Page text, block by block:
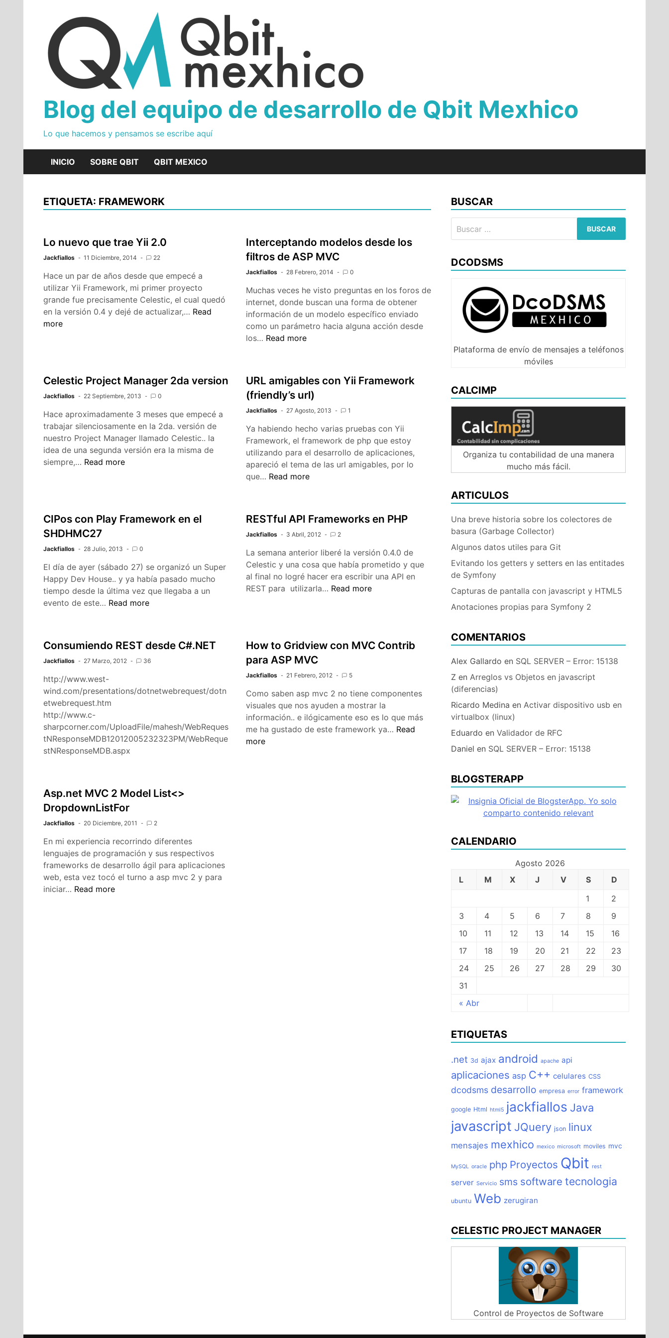
Blog del equipo de desarrollo de Qbit Mexhico
Lo que hacemos y pensamos se escribe aquí
INICIO SOBRE QBIT QBIT MEXICO
ETIQUETA: FRAMEWORK
Lo nuevo que trae Yii 2.0
Jackfiallos 11 Diciembre, 2014 22
Hace un par de años desde que empecé a
utilizar Yii Framework, mi primer proyecto
grande fue precisamente Celestic, el cual quedó
en la versión 0.4 y dejé de actualizar,… Lo
Read
more
Interceptando modelos desde los
filtros de ASP MVC
Jackfiallos 28 Febrero, 2014 0
Muchas veces he visto preguntas en los foros de
internet, donde buscan una forma de obtener
información de un modelo específico enviado
como un parámetro hacia alguna acción desde
los… Interceptando
filtros
de
ASP
Read more
Celestic Project Manager 2da version
Jackfiallos 22 Septiembre, 2013 0
Hace aproximadamente 3 meses que empecé a
trabajar silenciosamente en la 2da. versión de
nuestro Project Manager llamado Celestic.. la
idea de una segunda versión era la misma de
siempre,… Celestic
Read more
URL amigables con Yii Framework
(friendly’s url)
Jackfiallos 27 Agosto, 2013 1
Ya habiendo hecho varias pruebas con Yii
Framework, el framework de php que estoy
utilizando para el desarrollo de aplicaciones,
apareció el tema de las url amigables, por lo
que… URL
Framework
(friendly’s
Read more
CIPos con Play Framework en el
SHDHMC27
Jackfiallos 28 Julio, 2013 0
El día de ayer (sábado 27) se organizó un Super
Happy Dev House.. y ya había pasado mucho
tiempo desde la última vez que llegaba a un
evento de este… CIPos
en
el
Read more
RESTful API Frameworks en PHP
Jackfiallos 3 Abril, 2012 2
La semana anterior liberé la versión 0.4.0 de
Celestic y una cosa que había prometido y que
al final no logré hacer era escribir una API en
REST para utilizarla… RESTful
Read more
Consumiendo REST desde C#.NET
Jackfiallos 27 Marzo, 2012 36
http://www.west-
wind.com/presentations/dotnetwebrequest/dotn
etwebrequest.htm
http://www.c-
sharpcorner.com/UploadFile/mahesh/WebReques
tNResponseMDB12012005232323PM/WebReque
stNResponseMDB.aspx
How to Gridview con MVC Contrib
para ASP MVC
Jackfiallos 21 Febrero, 2012 5
Como saben asp mvc 2 no tiene componentes
visuales que nos ayuden a mostrar la
información.. e ilógicamente eso es lo que más
me ha gustado de este framework ya… How
Read
more
Asp.net MVC 2 Model List<>
DropdownListFor
Jackfiallos 20 Diciembre, 2011 2
En mi experiencia recorrindo diferentes
lenguajes de programación y sus respectivos
frameworks de desarrollo ágil para aplicaciones
web, esta vez tocó el turno a asp mvc 2 y para
iniciar… Asp.net
Read more
BUSCAR
DCODSMS
Plataforma de envío de mensajes a teléfonos
móviles
CALCIMP
Organiza tu contabilidad de una manera
mucho más fácil.
ARTICULOS
Una breve historia sobre los colectores de
basura (Garbage Collector)
Algunos datos utiles para Git
Evitando los getters y setters en las entitades
de Symfony
Capturas de pantalla con javascript y HTML5
Anotaciones propias para Symfony 2
COMENTARIOS
Alex Gallardo en SQL SERVER – Error: 15138
Z en Arreglos vs Objetos en javascript
(diferencias)
Ricardo Medina en Activar dispositivo usb en
virtualbox (linux)
Eduardo en Validador de RFC
Daniel en SQL SERVER – Error: 15138
BLOGSTERAPP
CALENDARIO
Agosto 2026
L
M X J V S D
« Abr
1
2
3
4 5 6 7 8
9
10
11 12 13 14 15
16
17
18 19 20 21 22
23
24
25 26 27 28 29
30
31
ETIQUETAS
.net 3d ajax android apache api
aplicaciones asp C++ celulares CSS
dcodsms desarrollo empresa error framework
google Html html5 jackfiallos Java
javascript JQuery json linux
mensajes mexhico mexico microsoft moviles mvc
MySQL oracle php Proyectos Qbit rest
server Servicio sms software tecnologia
ubuntu Web zerugiran
CELESTIC PROJECT MANAGER
Control de Proyectos de Software